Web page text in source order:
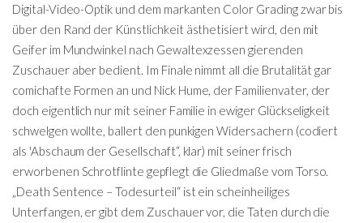
Digital-Video-Optik und dem markanten Color Grading zwar bis
über den Rand der Künstlichkeit ästhetisiert wird, den mit
Geifer im Mundwinkel nach Gewaltexzessen gierenden
Zuschauer aber bedient. Im Finale nimmt all die Brutalität gar
comichafte Formen an und Nick Hume, der Familienvater, der
doch eigentlich nur mit seiner Familie in ewiger Glückseligkeit
schwelgen wollte, ballert den punkigen Widersachern (codiert
als 'Abschaum der Gesellschaft“, klar) mit seiner frisch
erworbenen Schrotflinte gepflegt die Gliedmaße vom Torso.
„Death Sentence – Todesurteil“ ist ein scheinheiliges
Unterfangen, er gibt dem Zuschauer vor, die Taten durch die